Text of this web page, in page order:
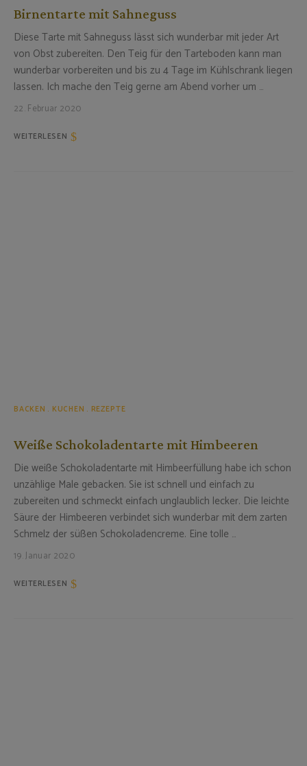
Birnentarte mit Sahneguss
Diese Tarte mit Sahneguss lässt sich wunderbar mit jeder Art
von Obst zubereiten. Den Teig für den Tarteboden kann man
wunderbar vorbereiten und bis zu 4 Tage im Kühlschrank liegen
lassen. Ich mache den Teig gerne am Abend vorher um …
22. Februar 2020
WEITERLESEN
BACKEN KUCHEN REZEPTE
Weiße Schokoladentarte mit Himbeeren
Die weiße Schokoladentarte mit Himbeerfüllung habe ich schon
unzählige Male gebacken. Sie ist schnell und einfach zu
zubereiten und schmeckt einfach unglaublich lecker. Die leichte
Säure der Himbeeren verbindet sich wunderbar mit dem zarten
Schmelz der süßen Schokoladencreme. Eine tolle …
19. Januar 2020
WEITERLESEN